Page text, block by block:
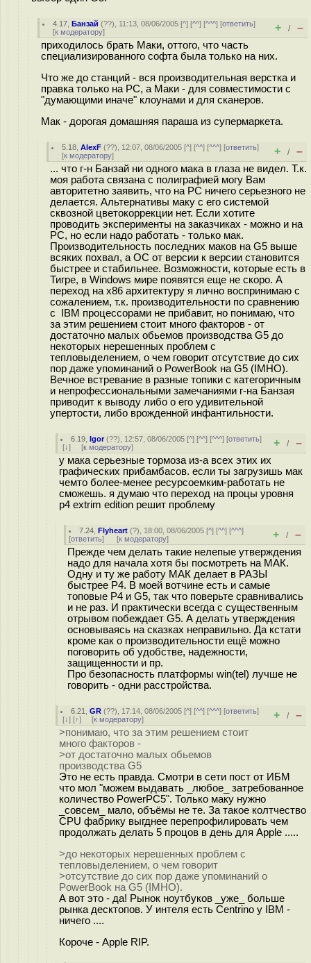
4.17 ,Банзай (??), 11:13, 08/06/2005 [^] [^^] [^^^] [ответить]
[к модератору] + / –
приходилось брать Маки, оттого, что часть
специализированного софта была только на них.
Что же до станций - вся производительная верстка и
правка только на РС, а Маки - для совместимости с
"думающими иначе" клоунами и для сканеров.
Мак - дорогая домашняя параша из супермаркета.
5.18 ,AlexF (??), 12:07, 08/06/2005 [^] [^^] [^^^] [ответить]
[к модератору] + / –
... что г-н Банзай ни одного мака в глаза не видел. Т.к.
моя работа связана с полиграфией могу Вам
авторитетно заявить, что на PC ничего серьезного не
делается. Альтернативы маку с его системой
сквозной цветокоррекции нет. Если хотите
проводить эксперименты на заказчиках - можно и на
PC, но если надо работать - только мак.
Производительность последних маков на G5 выше
всяких похвал, а ОС от версии к версии становится
быстрее и стабильнее. Возможности, которые есть в
Тигре, в Windows мире появятся еще не скоро. А
переход на x86 архитектуру я лично воспринимаю с
сожалением, т.к. производительности по сравнению
с IBM процессорами не прибавит, но понимаю, что
за этим решением стоит много факторов - от
достаточно малых обьемов производства G5 до
некоторых нерешенных проблем с
тепловыделением, о чем говорит отсутствие до сих
пор даже упоминаний о PowerBook на G5 (IMHO).
Вечное встревание в разные топики с категоричным
и непрофессиональными замечаниями г-на Банзая
приводит к выводу либо о его удивительной
упертости, либо врожденной инфантильности.
6.19 ,Igor(??), 12:57, 08/06/2005 [^] [^^] [^^^] [ответить]
[↓] [к модератору] + / –
у мака серьезные тормоза из-а всех этих их
графических прибамбасов. если ты загрузишь мак
чемто более-менее ресурсоемким-работать не
сможешь. я думаю что переход на процы уровня
p4 extrim edition решит проблему
7.24 ,Flyheart (?), 18:00, 08/06/2005 [^] [^^] [^^^]
[ответить] [к модератору] + / –
Прежде чем делать такие нелепые утверждения
надо для начала хотя бы посмотреть на МАК.
Одну и ту же работу МАК делает в РАЗЫ
быстрее P4. В моей вотчине есть и самые
топовые P4 и G5, так что поверьте сравнивались
и не раз. И практически всегда с существенным
отрывом побеждает G5. А делать утверждения
основываясь на сказках неправильно. Да кстати
кроме как о производительности ещё можно
поговорить об удобстве, надежности,
защищенности и пр.
Про безопасность платформы win(tel) лучше не
говорить - одни расстройства.
6.21 ,GR (??), 17:14, 08/06/2005 [^] [^^] [^^^] [ответить]
[↓] [↑] [к модератору] + / –
>понимаю, что за этим решением стоит
много факторов -
>от достаточно малых обьемов
производства G5
Это не есть правда. Смотри в сети пост от ИБМ
что мол "можем выдавать _любое_ затребованное
количество PowerPC5". Только маку нужно
_совсем_ мало, объёмы не те. За такое колтчество
CPU фабрику выгднее перепрофилировать чем
продолжать делать 5 процов в день для Apple .....
>до некоторых нерешенных проблем с
тепловыделением, о чем говорит
>отсутствие до сих пор даже упоминаний о
PowerBook на G5 (IMHO).
А вот это - да! Рынок ноутбуков _уже_ больше
рынка десктопов. У интеля есть Centrino у IBM -
ничего ....
Короче - Apple RIP.